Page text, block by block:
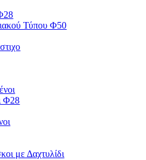
Τύπου Φ50
Φ28
με Δαχτυλίδι